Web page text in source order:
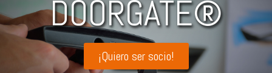
DOORGATE®
¡Quiero ser socio!